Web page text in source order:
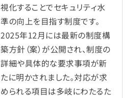
視化することでセキュリティ水
準の向上を目指す制度です。
2025年12月には最新の制度構
築方針（案）が公開され、制度の
詳細や具体的な要求事項が新
たに明かされました。対応が求
められる項目は多岐にわたるた